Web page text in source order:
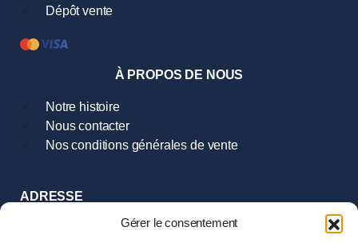
Gérer le consentement
Dépôt vente
À PROPOS DE NOUS
Notre histoire
Nous contacter
Nos conditions générales de vente
ADRESSE